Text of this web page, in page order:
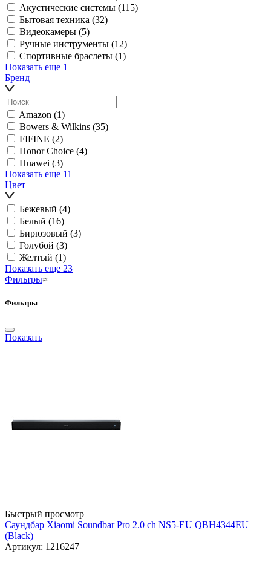
Акустические системы (115)
Бытовая техника (32)
Видеокамеры (5)
Ручные инструменты (12)
Спортивные браслеты (1)
Показать еще 1
Бренд
Amazon (1)
Bowers & Wilkins (35)
FIFINE (2)
Honor Choice (4)
Huawei (3)
Показать еще 11
Цвет
Бежевый (4)
Белый (16)
Бирюзовый (3)
Голубой (3)
Желтый (1)
Показать еще 23
Фильтры
Фильтры
Показать
Быстрый просмотр
Саундбар Xiaomi Soundbar Pro 2.0 ch NS5-EU QBH4344EU
(Black)
Артикул: 1216247